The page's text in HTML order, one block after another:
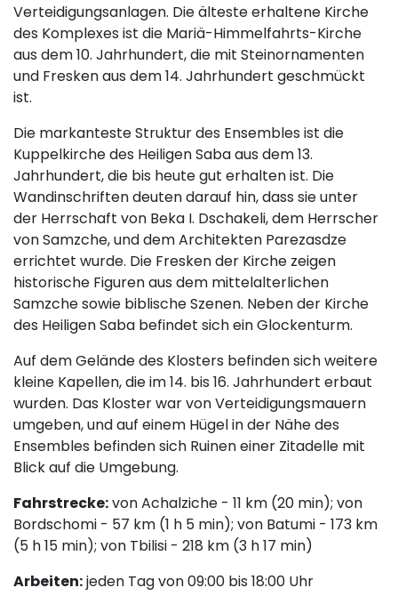
Verteidigungsanlagen. Die älteste erhaltene Kirche
des Komplexes ist die Mariä-Himmelfahrts-Kirche
aus dem 10. Jahrhundert, die mit Steinornamenten
und Fresken aus dem 14. Jahrhundert geschmückt
ist.
Die markanteste Struktur des Ensembles ist die
Kuppelkirche des Heiligen Saba aus dem 13.
Jahrhundert, die bis heute gut erhalten ist. Die
Wandinschriften deuten darauf hin, dass sie unter
der Herrschaft von Beka I. Dschakeli, dem Herrscher
von Samzche, und dem Architekten Parezasdze
errichtet wurde. Die Fresken der Kirche zeigen
historische Figuren aus dem mittelalterlichen
Samzche sowie biblische Szenen. Neben der Kirche
des Heiligen Saba befindet sich ein Glockenturm.
Auf dem Gelände des Klosters befinden sich weitere
kleine Kapellen, die im 14. bis 16. Jahrhundert erbaut
wurden. Das Kloster war von Verteidigungsmauern
umgeben, und auf einem Hügel in der Nähe des
Ensembles befinden sich Ruinen einer Zitadelle mit
Blick auf die Umgebung.
Fahrstrecke:von Achalziche - 11 km (20 min); von
Bordschomi - 57 km (1 h 5 min); von Batumi - 173 km
(5 h 15 min); von Tbilisi - 218 km (3 h 17 min)
Arbeiten:jeden Tag von 09:00 bis 18:00 Uhr